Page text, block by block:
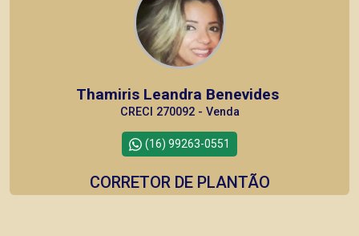
Thamiris Leandra Benevides
CRECI 270092 - Venda
(16) 99263-0551
CORRETOR DE PLANTÃO